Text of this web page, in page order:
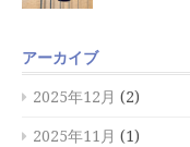
アーカイブ
2025年12月 (2)
2025年11月 (1)